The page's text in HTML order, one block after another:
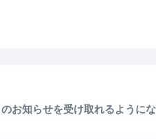
のお知らせを受け取れるように